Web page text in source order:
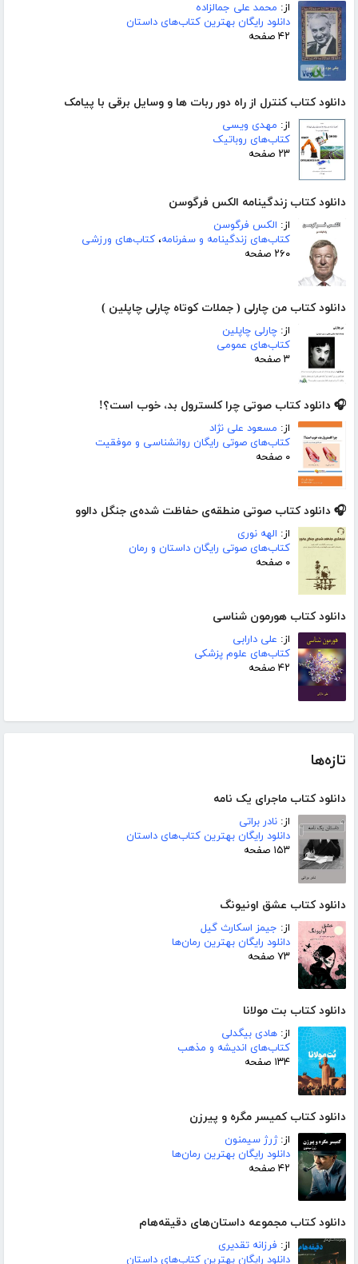
از: محمد علی جمالزاده
دانلود رایگان بهترین کتاب‌های داستان
۴۲ صفحه
دانلود کتاب کنترل از راه دور ربات ها و وسایل برقی با پیامک
از: مهدی ویسی
کتاب‌های روباتیک
۲۳ صفحه
دانلود کتاب زندگینامه الکس فرگوسن
از: الکس فرگوسن
کتاب‌های زندگینامه و سفرنامه، کتاب‌های ورزشی
۲۶۰ صفحه
دانلود کتاب من چارلی ( جملات کوتاه چارلی چاپلین )
از: چارلی چاپلین
کتاب‌های عمومی
۳ صفحه
🎧 دانلود کتاب صوتی چرا کلسترول بد، خوب است؟!
از: مسعود علی نژاد
کتاب‌های صوتی رایگان روانشناسی و موفقیت
۰ صفحه
🎧 دانلود کتاب صوتی منطقه‌ی حفاظت شده‌ی جنگل دالوو
از: الهه نوری
کتاب‌های صوتی رایگان داستان و رمان
۰ صفحه
دانلود کتاب هورمون شناسی
از: علی دارابی
کتاب‌های علوم پزشکی
۴۲ صفحه
تازه‌ها
دانلود کتاب ماجرای یک نامه
از: نادر براتی
دانلود رایگان بهترین کتاب‌های داستان
۱۵۳ صفحه
دانلود کتاب عشق اونیونگ
از: جیمز اسکارث گیل
دانلود رایگان بهترین رمان‌ها
۷۳ صفحه
دانلود کتاب بت مولانا
از: هادی بیگدلی
کتاب‌های اندیشه و مذهب
۱۳۴ صفحه
دانلود کتاب کمیسر مگره و پیرزن
از:ژرژ سیمنون
دانلود رایگان بهترین رمان‌ها
۴۲ صفحه
دانلود کتاب مجموعه داستان‌های دقیقه‌هام
از: فرزانه تقدیری
دانلود رایگان بهترین کتاب‌های داستان